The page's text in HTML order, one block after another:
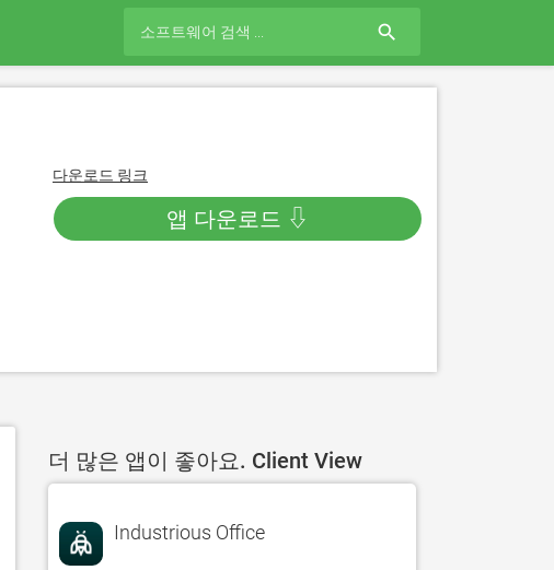
search
다운로드 링크
앱 다운로드 ⇩
더 많은 앱이 좋아요. Client View
Industrious Office